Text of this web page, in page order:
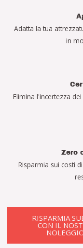
Adatta la tua
in
Elimina l'incertezza
Zero
Risparmia sui costi
RISPARMIA
CON IL